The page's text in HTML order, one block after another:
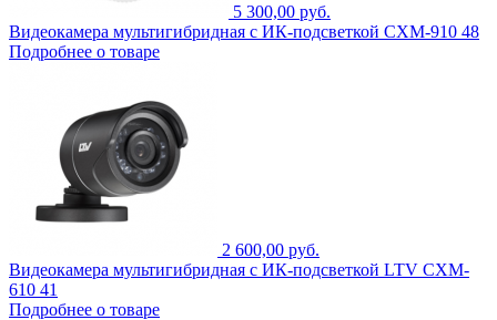
5 300,00 руб.
Видеокамера мультигибридная с ИК-подсветкой CXM-910 48
Подробнее о товаре
2 600,00 руб.
Видеокамера мультигибридная с ИК-подсветкой LTV CXM-
610 41
Подробнее о товаре